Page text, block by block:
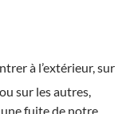
à l’extérieur, sur
sur les autres,
fuite de notre